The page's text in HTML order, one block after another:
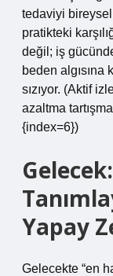
tedaviyi
pratikteki
değil; iş
beden algısına
sızıyor. (Aktif
azaltma
{index=6})
Yapay
Gelecekte “en